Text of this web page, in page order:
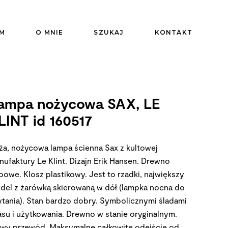
O MNIE SZUKAJ KONTAKT
nożycowa SAX, LE
id 160517
nożycowa lampa ścienna Sax z kultowej
Le Klint. Dizajn Erik Hansen. Drewno
Klosz plastikowy. Jest to rzadki, największy
z żarówką skierowaną w dół (lampka nocna do
Stan bardzo dobry. Symbolicznymi śladami
i użytkowania. Drewno w stanie oryginalnym.